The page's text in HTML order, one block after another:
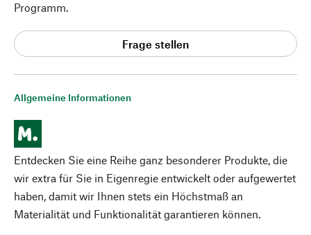
Allgemeine Informationen
Entdecken Sie eine Reihe ganz besonderer Produkte, die
wir extra für Sie in Eigenregie entwickelt oder aufgewertet
haben, damit wir Ihnen stets ein Höchstmaß an
Materialität und Funktionalität garantieren können.
Programm.
Frage stellen